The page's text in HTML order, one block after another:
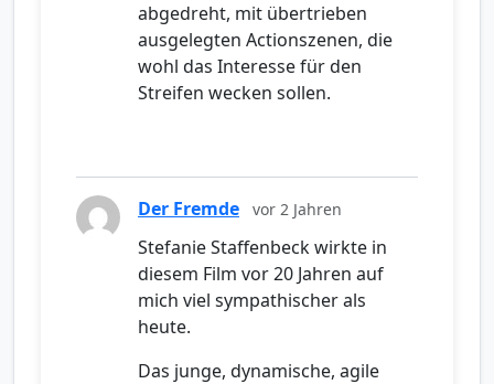
abgedreht, mit übertrieben
ausgelegten Actionszenen, die
wohl das Interesse für den
Streifen wecken sollen.
Der Fremde vor 2 Jahren
Stefanie Staffenbeck wirkte in
diesem Film vor 20 Jahren auf
mich viel sympathischer als
heute.
Das junge, dynamische, agile